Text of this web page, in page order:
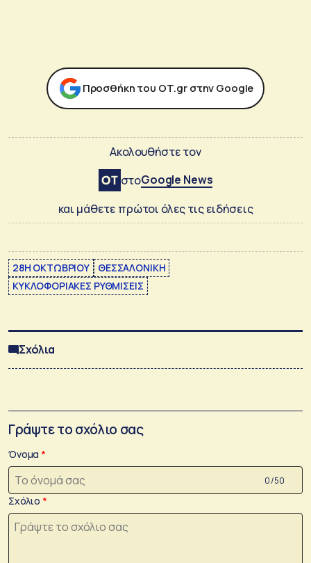
Προσθήκη του ΟΤ.gr στην Google
Ακολουθήστε τον
στοGoogle News
και μάθετε πρώτοι όλες τις ειδήσεις
28Η ΟΚΤΩΒΡΙΟΥ
ΘΕΣΣΑΛΟΝΙΚΗ
ΚΥΚΛΟΦΟΡΙΑΚΕΣ ΡΥΘΜΙΣΕΙΣ
Σχόλια
Γράψτε το σχόλιο σας
Όνομα
0 /50
Σχόλιο